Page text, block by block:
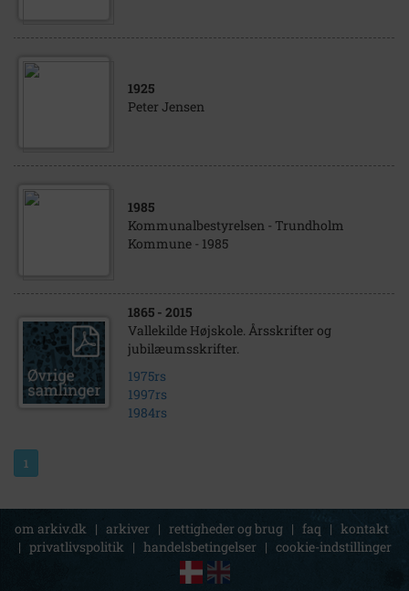
1925
Peter Jensen
1985
Kommunalbestyrelsen - Trundholm
Kommune - 1985
1865 - 2015
Vallekilde Højskole. Årsskrifter og
jubilæumsskrifter.
1975rs
1997rs
1984rs
1
om arkiv.dk | arkiver | rettigheder og brug | faq | kontakt
| privatlivspolitik | handelsbetingelser | cookie-indstillinger